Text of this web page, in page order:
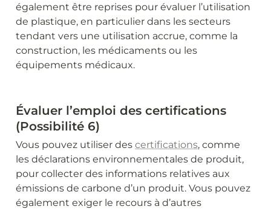
également être reprises pour évaluer l’utilisation
de plastique, en particulier dans les secteurs
tendant vers une utilisation accrue, comme la
construction, les médicaments ou les
équipements médicaux.
Évaluer l’emploi des certifications
(Possibilité 6)
Vous pouvez utiliser des certifications, comme
les déclarations environnementales de produit,
pour collecter des informations relatives aux
émissions de carbone d’un produit. Vous pouvez
également exiger le recours à d’autres